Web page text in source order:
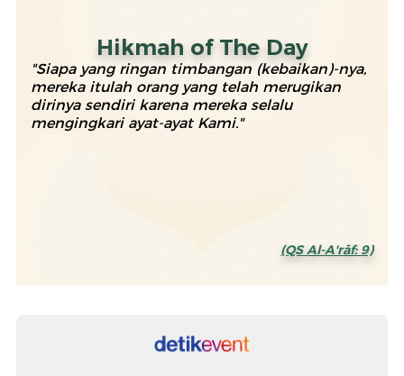
Hikmah of The Day
"Siapa yang ringan timbangan (kebaikan)-nya,
mereka itulah orang yang telah merugikan
dirinya sendiri karena mereka selalu
mengingkari ayat-ayat Kami."
(QS Al-A'rāf: 9)